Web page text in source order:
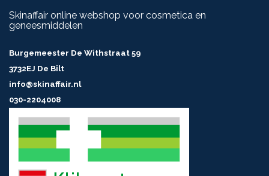
Skinaffair online webshop voor cosmetica en
geneesmiddelen
Burgemeester De Withstraat 59
3732EJ De Bilt
info@skinaffair.nl
030-2204008